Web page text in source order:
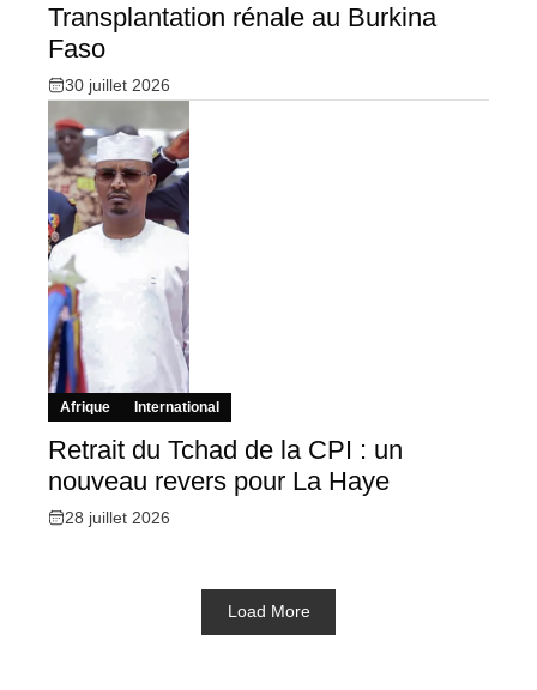
Transplantation rénale au Burkina
Faso
30 juillet 2026
Afrique International
Retrait du Tchad de la CPI : un
nouveau revers pour La Haye
28 juillet 2026
Load More